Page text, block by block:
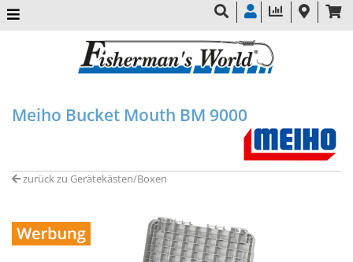
Meiho Bucket Mouth BM 9000
zurück zu Gerätekästen/Boxen